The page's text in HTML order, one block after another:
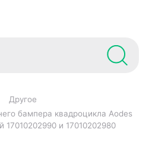
Другое
бампера квадроцикла Aodes
17010202990 и 17010202980